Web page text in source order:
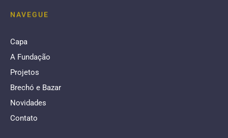
NAVEGUE
Capa
A Fundação
Projetos
Brechó e Bazar
Novidades
Contato